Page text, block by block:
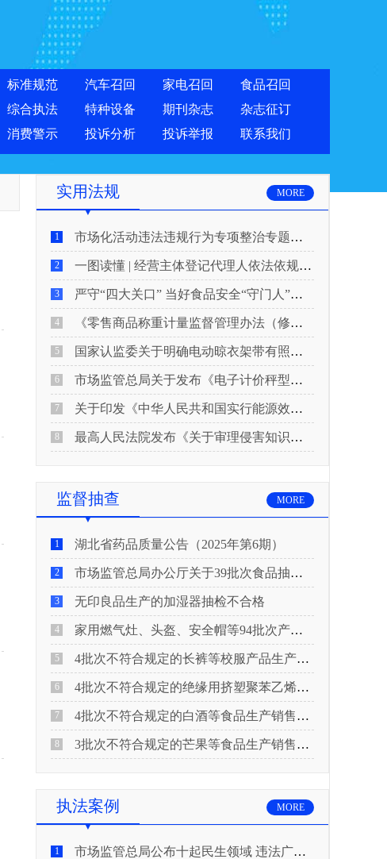
标准规范 汽车召回 家电召回
食品召回
综合执法 特种设备 期刊杂志
杂志征订
消费警示 投诉分析 投诉举报 联系我们
实用法规 MORE
1 市场化活动违法违规行为专项整治专题新闻发布会实录
2 一图读懂 | 经营主体登记代理人依法依规履行反洗钱义务
3 严守“四大关口” 当好食品安全“守门人”！5月20日起，网络食品销售新规正式实施
4 《零售商品称重计量监督管理办法（修正草案征求意见稿）》公开征求意见
5 国家认监委关于明确电动晾衣架带有照明功能的产品强制性产品认证要求的公告
6 市场监管总局关于发布《电子计价秤型式评价大纲（试行）》《电子计价秤检定规程（试行）》的公告
7 关于印发《中华人民共和国实行能源效率标识的产品目录(2026年版)》及相关实施规则的通知(发改环资规〔2026〕550号)
8 最高人民法院发布《关于审理侵害知识产权民事纠纷案件适用惩罚性赔偿的解释》
监督抽查 MORE
1 湖北省药品质量公告（2025年第6期）
2 市场监管总局办公厅关于39批次食品抽检不合格情况的通报
3 无印良品生产的加湿器抽检不合格
4 家用燃气灶、头盔、安全帽等94批次产品抽查不合格！
5 4批次不符合规定的长裤等校服产品生产销售企业被济南市市场监管局通报！
6 4批次不符合规定的绝缘用挤塑聚苯乙烯泡沫板（XPS）等产品生产销售企业被广元市市场监督管理局通报！
7 4批次不符合规定的白酒等食品生产销售企业被重庆市市场监督管理局通告！
8 3批次不符合规定的芒果等食品生产销售企业被长治市屯留区市场监督管理局公告！
执法案例 MORE
1 市场监管总局公布十起民生领域 违法广告典型案例